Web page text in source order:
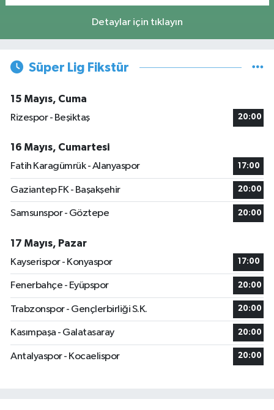
Detaylar için tıklayın
Süper Lig Fikstür
15 Mayıs, Cuma
Rizespor - Beşiktaş
20:00
16 Mayıs, Cumartesi
Fatih Karagümrük - Alanyaspor
17:00
Gaziantep FK - Başakşehir 20:00
Samsunspor - Göztepe 20:00
17 Mayıs, Pazar
Kayserispor - Konyaspor
17:00
Fenerbahçe - Eyüpspor 20:00
Trabzonspor - Gençlerbirliği S.K. 20:00
Kasımpaşa - Galatasaray 20:00
Antalyaspor - Kocaelispor 20:00